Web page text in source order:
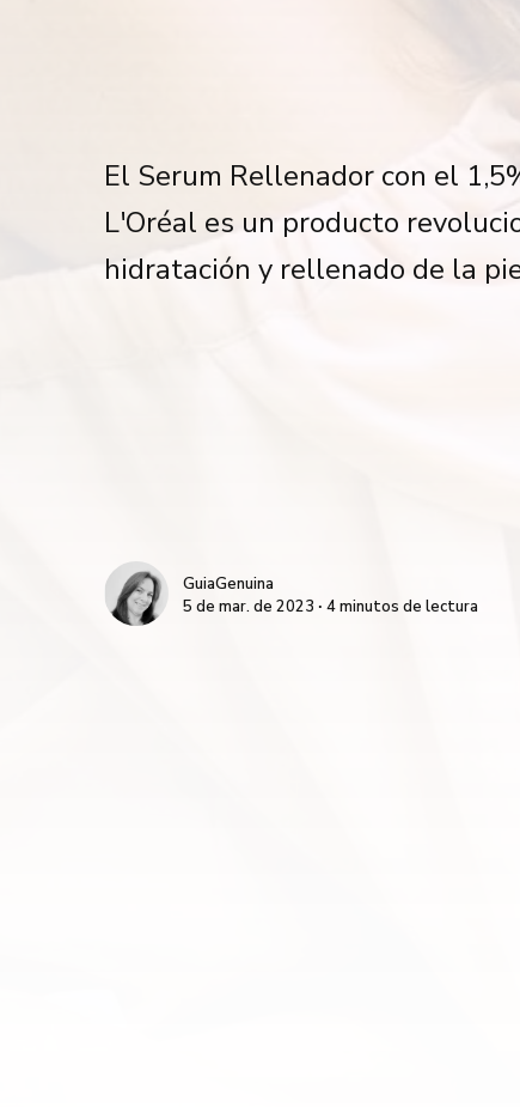
El Serum Rellenador con el
L'Oréal es un producto
hidratación y rellenado de la
GuiaGenuina
5 de mar. de 2023 ∙ 4 minutos de lectura